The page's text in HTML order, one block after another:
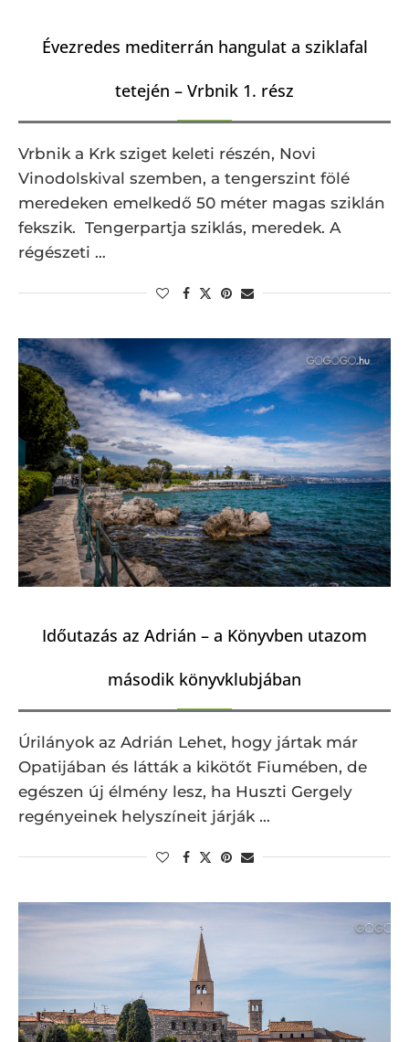
Évezredes mediterrán hangulat a sziklafal
tetején – Vrbnik 1. rész
Vrbnik a Krk sziget keleti részén, Novi
Vinodolskival szemben, a tengerszint fölé
meredeken emelkedő 50 méter magas sziklán
fekszik. Tengerpartja sziklás, meredek. A
régészeti …
Időutazás az Adrián – a Könyvben utazom
második könyvklubjában
Úrilányok az Adrián Lehet, hogy jártak már
Opatijában és látták a kikötőt Fiumében, de
egészen új élmény lesz, ha Huszti Gergely
regényeinek helyszíneit járják …